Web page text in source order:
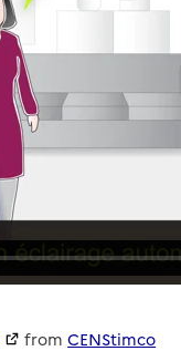
fromCENStimco